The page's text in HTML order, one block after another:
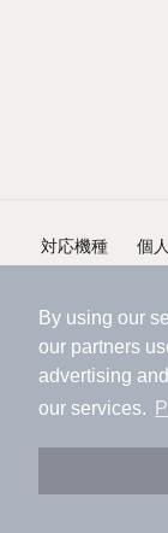
By using our
our partners
advertising
our services.
アプリに
会員登録な
対応機種 個